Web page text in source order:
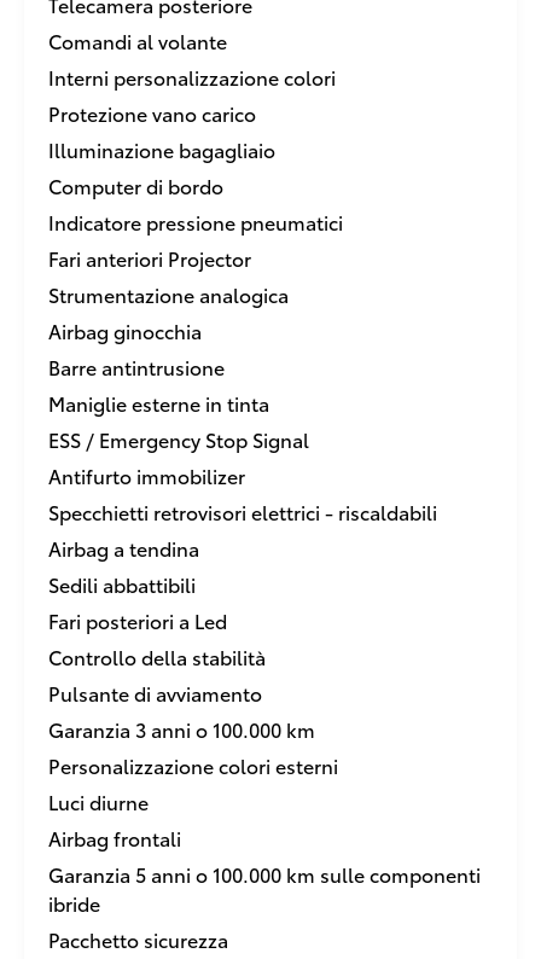
Comandi al volante
Interni personalizzazione colori
Protezione vano carico
Illuminazione bagagliaio
Computer di bordo
Indicatore pressione pneumatici
Fari anteriori Projector
Strumentazione analogica
Airbag ginocchia
Barre antintrusione
Maniglie esterne in tinta
ESS / Emergency Stop Signal
Antifurto immobilizer
Specchietti retrovisori elettrici - riscaldabili
Airbag a tendina
Sedili abbattibili
Fari posteriori a Led
Controllo della stabilità
Pulsante di avviamento
Garanzia 3 anni o 100.000 km
Personalizzazione colori esterni
Luci diurne
Airbag frontali
Garanzia 5 anni o 100.000 km sulle componenti
ibride
Pacchetto sicurezza